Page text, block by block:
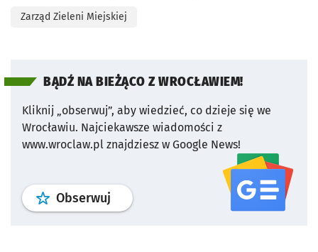
Zarząd Zieleni Miejskiej
BĄDŹ NA BIEŻĄCO Z WROCŁAWIEM!
Kliknij „obserwuj”, aby wiedzieć, co dzieje się we
Wrocławiu. Najciekawsze wiadomości z
www.wroclaw.pl znajdziesz w Google News!
Obserwuj profil serwisu